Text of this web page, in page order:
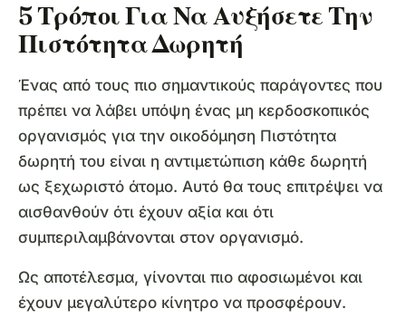
5 Τρόποι Για Να Αυξήσετε Την
Πιστότητα Δωρητή
Ένας από τους πιο σημαντικούς παράγοντες που
πρέπει να λάβει υπόψη ένας μη κερδοσκοπικός
οργανισμός για την οικοδόμηση Πιστότητα
δωρητή του είναι η αντιμετώπιση κάθε δωρητή
ως ξεχωριστό άτομο. Αυτό θα τους επιτρέψει να
αισθανθούν ότι έχουν αξία και ότι
συμπεριλαμβάνονται στον οργανισμό.
Ως αποτέλεσμα, γίνονται πιο αφοσιωμένοι και
έχουν μεγαλύτερο κίνητρο να προσφέρουν.